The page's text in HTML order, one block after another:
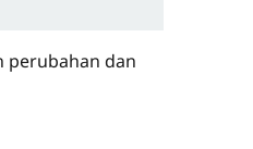
perubahan dan